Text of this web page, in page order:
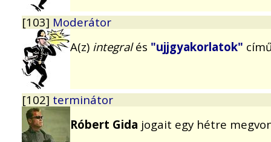
[103] Moderátor
A(z) integralés "ujjgyakorlatok"
[102] terminátor
Róbert Gida jogait egy hétre